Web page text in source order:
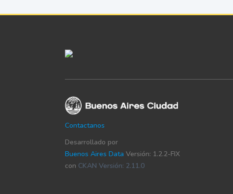
Contactanos
Desarrollado por
Buenos Aires Data Versión: 1.2.2-FIX
con CKAN Versión: 2.11.0